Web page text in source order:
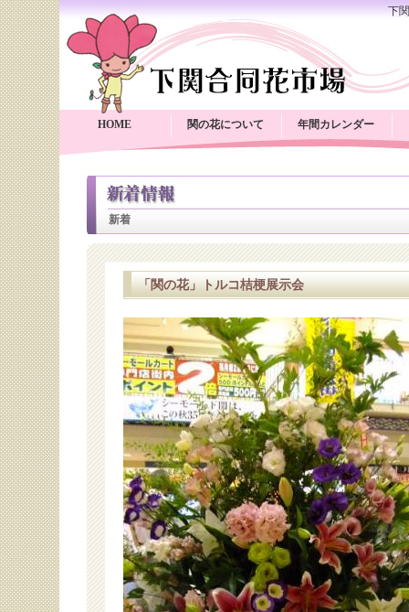
下
HOME 関の花について 年間カレンダー
新着
「関の花」トルコ桔梗展示会